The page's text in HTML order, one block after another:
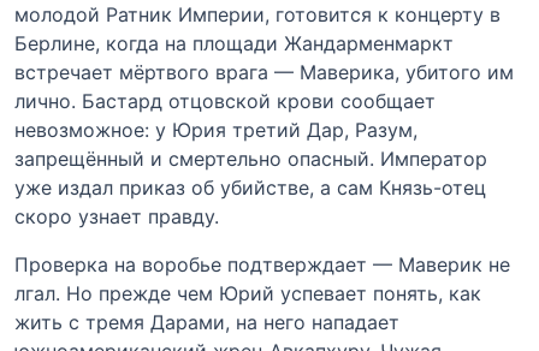
молодой Ратник Империи, готовится к концерту в
Берлине, когда на площади Жандарменмаркт
встречает мёртвого врага — Маверика, убитого им
лично. Бастард отцовской крови сообщает
невозможное: у Юрия третий Дар, Разум,
запрещённый и смертельно опасный. Император
уже издал приказ об убийстве, а сам Князь-отец
скоро узнает правду.
Проверка на воробье подтверждает — Маверик не
лгал. Но прежде чем Юрий успевает понять, как
жить с тремя Дарами, на него нападает